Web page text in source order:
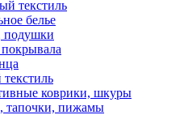
текстиль
белье
подушки
коврики, шкуры
тапочки, пижамы